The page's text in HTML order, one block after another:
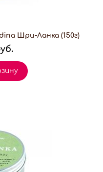
Шри-Ланка (150г)